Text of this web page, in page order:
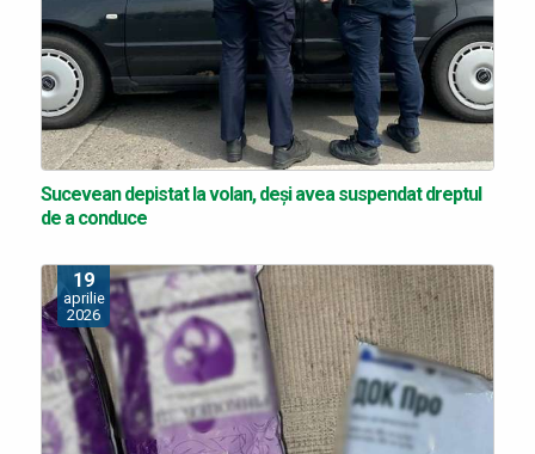
Sucevean depistat la volan, deși avea suspendat dreptul
de a conduce
19
aprilie
2026